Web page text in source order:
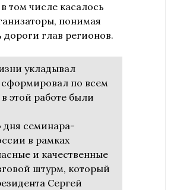
том числе касалось
понимая
глав регионов.
укладывал
по всем
этой работе были
дня семинара-
в рамках
и качественные
штурм, который
Сергей